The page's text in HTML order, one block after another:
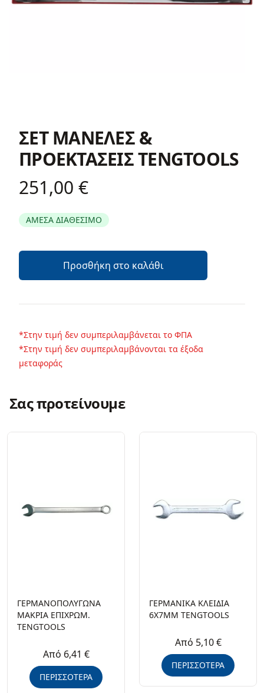
ΣΕΤ ΜΑΝΕΛΕΣ &
ΠΡΟΕΚΤΑΣΕΙΣ TENGTOOLS
Product information
251,00 €
ΑΜΕΣΑ ΔΙΑΘΕΣΙΜΟ
Περιγραφή
Προσθήκη στο καλάθι
*Στην τιμή δεν συμπεριλαμβάνεται το ΦΠΑ
*Στην τιμή δεν συμπεριλαμβάνονται τα έξοδα
μεταφοράς
Σας προτείνουμε
ΓΕΡΜΑΝΟΠΟΛΥΓΩΝΑ
ΜΑΚΡΙΑ ΕΠΙΧΡΩΜ.
TENGTOOLS
Από 6,41 €
ΠΕΡΙΣΣΟΤΕΡΑ
ΓΕΡΜΑΝΙΚΑ ΚΛΕΙΔΙΑ
6X7MM TENGTOOLS
Από 5,10 €
ΠΕΡΙΣΣΟΤΕΡΑ